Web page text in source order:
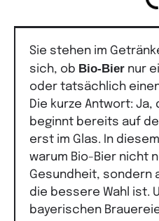
Sie stehen im
sich, ob Bio-Bier nur
oder tatsächlich
Die kurze Antwort:
beginnt bereits auf
erst im Glas. In
warum Bio-Bier nicht
Gesundheit, sondern
die bessere Wahl ist.
bayerischen